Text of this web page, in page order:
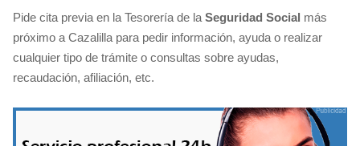
Pide cita previa en la Tesorería de la Seguridad Social más
próximo a Cazalilla para pedir información, ayuda o realizar
cualquier tipo de trámite o consultas sobre ayudas,
recaudación, afiliación, etc.